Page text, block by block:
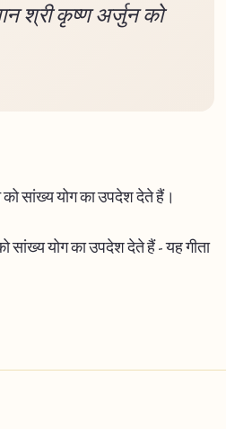
श्री कृष्ण अर्जुन को
सांख्य योग का उपदेश देते हैं।
सांख्य योग का उपदेश देते हैं - यह गीता